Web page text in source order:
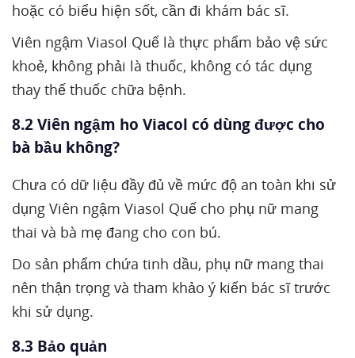
hoặc có biểu hiện sốt, cần đi khám bác sĩ.
Viên ngậm Viasol Quế là thực phẩm bảo vệ sức
khoẻ, không phải là thuốc, không có tác dụng
thay thế thuốc chữa bệnh.
8.2 Viên ngậm ho Viacol có dùng được cho
bà bầu không?
Chưa có dữ liệu đầy đủ về mức độ an toàn khi sử
dụng Viên ngậm Viasol Quế cho phụ nữ mang
thai và bà mẹ đang cho con bú.
Do sản phẩm chứa tinh dầu, phụ nữ mang thai
nên thận trọng và tham khảo ý kiến bác sĩ trước
khi sử dụng.
8.3 Bảo quản